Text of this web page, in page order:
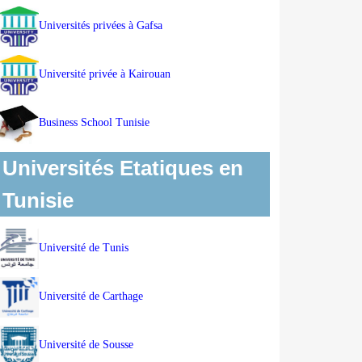
Universités privées à Gafsa
Université privée à Kairouan
Business School Tunisie
Universités Etatiques en
Tunisie
Université de Tunis
Université de Carthage
Université de Sousse